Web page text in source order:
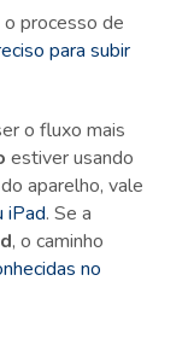
processo de
para subir
o fluxo mais
estiver usando
aparelho, vale
iPad. Se a
, o caminho
no